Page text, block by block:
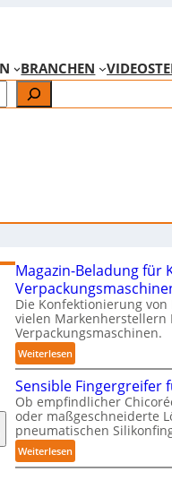
BRANCHEN VIDEOS
Magazin-Beladung für
Die Konfektionierung
vielen Markenherstellern
Verpackungsmaschinen.
Weiterlesen:
M
a
g
a
z
i
n
Sensible Fingergreifer
Ob empfindlicher
oder maßgeschneiderte
pneumatischen
Weiterlesen:
S